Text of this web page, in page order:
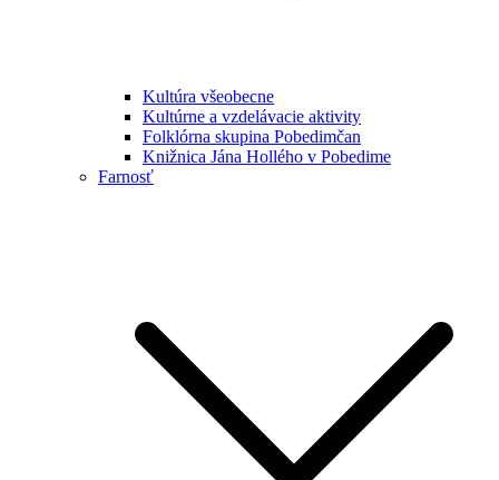
Kultúra všeobecne
Kultúrne a vzdelávacie aktivity
Folklórna skupina Pobedimčan
Knižnica Jána Hollého v Pobedime
Farnosť